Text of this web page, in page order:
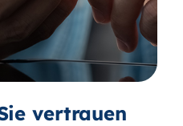
vertrauen